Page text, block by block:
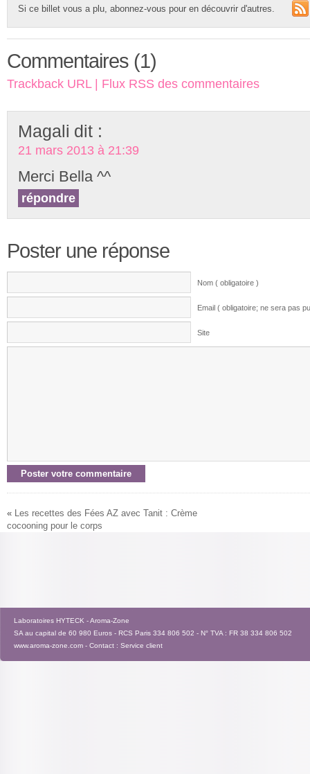
Si ce billet vous a plu, abonnez-vous pour en découvrir d'autres.
Commentaires (1)
Trackback URL| Flux RSS des commentaires
Magali dit :
21 mars 2013 à 21:39
Merci Bella ^^
répondre
Poster une réponse
Nom ( obligatoire )
Email ( obligatoire; ne sera pas
Site
« Les recettes des Fées AZ avec Tanit : Crème
cocooning pour le corps
Laboratoires HYTECK - Aroma-Zone
SA au capital de 60 980 Euros - RCS Paris 334 806 502 - N° TVA : FR 38 334 806 502
www.aroma-zone.com - Contact : Service client